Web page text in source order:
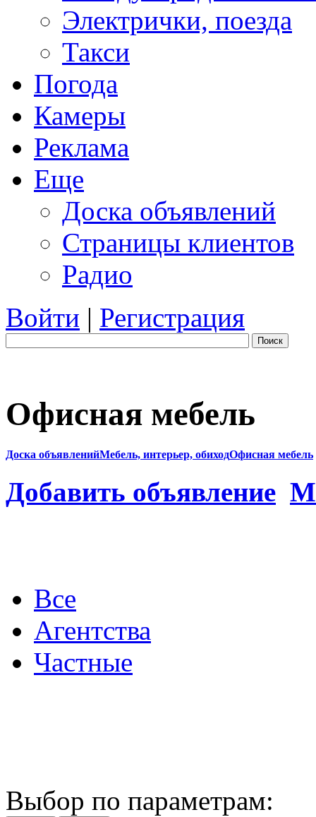
Электрички, поезда
Такси
Погода
Камеры
Реклама
Еще
Доска объявлений
Страницы клиентов
Радио
Войти | Регистрация
Поиск
Офисная мебель
Доска объявленийМебель, интерьер, обиходОфисная мебель
Добавить объявление
Все
Агентства
Частные
Выбор по параметрам: